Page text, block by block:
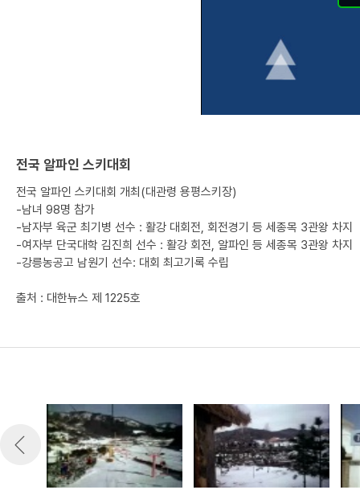
전국 알파인 스키대회
전국 알파인 스키대회 개최(대관령 용평스키장)
-남녀 98명 참가
-남자부 육군 최기병 선수 : 활강 대회전, 회전경기 등 세종목 3관왕 차지
-여자부 단국대학 김진희 선수 : 활강 회전, 알파인 등 세종목 3관왕 차지
-강릉농공고 남원기 선수: 대회 최고기록 수립
출처 : 대한뉴스 제 1225호